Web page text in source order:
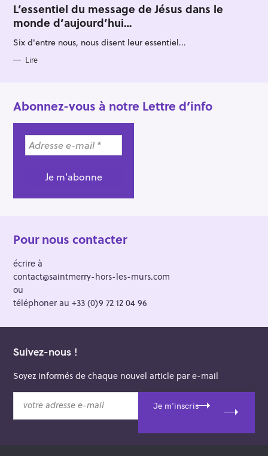
T
E
G
O
R
I
S
L’essentiel du message de Jésus dans le
monde d’aujourd’hui…
Six d'entre nous, nous disent leur essentiel...
Lire
Abonnez-vous à notre Lettre d’info
Pour nous contacter
écrire à
contact@saintmerry-hors-les-murs.com
ou
téléphoner au +33 (0)9 72 12 04 96
Suivez-nous !
Soyez informés de chaque nouvel article par e-mail
t
Je m'inscris